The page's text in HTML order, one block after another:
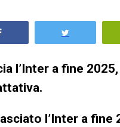
l’Inter a fine
l’Inter a fine